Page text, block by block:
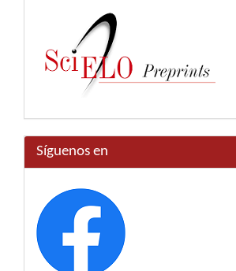
Síguenos en